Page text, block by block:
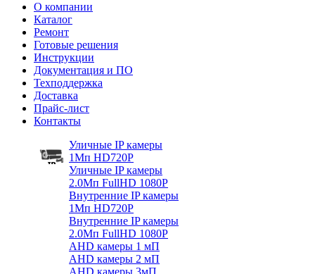
О компании
Каталог
Ремонт
Готовые решения
Инструкции
Документация и ПО
Техподдержка
Доставка
Прайс-лист
Контакты
Уличные IP камеры
1Мп HD720P
Уличные IP камеры
2.0Мп FullHD 1080P
Внутренние IP камеры
1Мп HD720P
Внутренние IP камеры
2.0Мп FullHD 1080P
AHD камеры 1 мП
AHD камеры 2 мП
AHD камеры 3мП